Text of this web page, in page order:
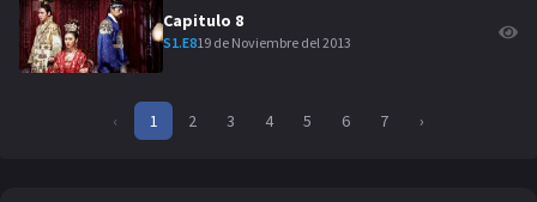
Capitulo 8
S1.E819 de Noviembre del 2013
‹ 1 2 3 4 5 6 7 ›